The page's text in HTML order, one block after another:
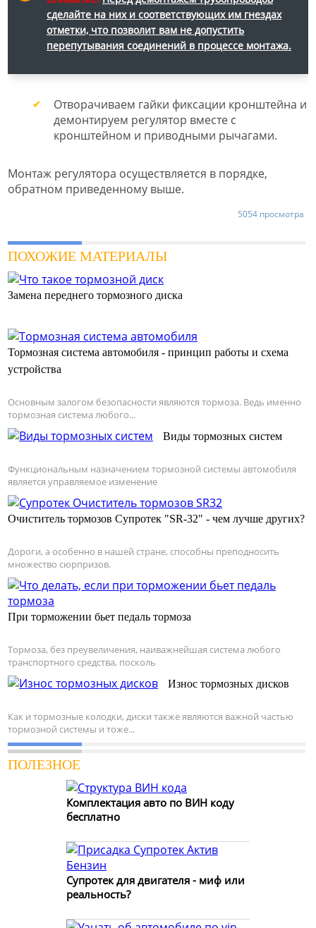
сделайте на них и соответствующих им гнездах
отметки, что позволит вам не допустить
перепутывания соединений в процессе монтажа.
Отворачиваем гайки фиксации кронштейна и
демонтируем регулятор вместе с
кронштейном и приводными рычагами.
Монтаж регулятора осуществляется в порядке,
обратном приведенному выше.
5054 просмотра
ПОХОЖИЕ МАТЕРИАЛЫ
Замена переднего тормозного диска
Тормозная система автомобиля - принцип работы и схема
устройства
Основным залогом безопасности являются тормоза. Ведь именно
тормозная система любого...
Виды тормозных систем
Функциональным назначением тормозной системы автомобиля
является управляемое изменение
Очиститель тормозов Супротек "SR-32" - чем лучше других?
Дороги, а особенно в нашей стране, способны преподносить
множество сюрпризов.
При торможении бьет педаль тормоза
Тормоза, без преувеличения, наиважнейшая система любого
транспортного средства, посколь
Износ тормозных дисков
Как и тормозные колодки, диски также являются важной частью
тормозной системы и тоже...
ПОЛЕЗНОЕ
Комплектация авто по ВИН коду
бесплатно
Супротек для двигателя - миф или
реальность?